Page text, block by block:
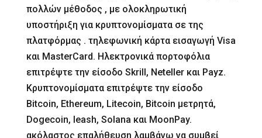
πολλών μέθοδος , με ολοκληρωτική
υποστήριξη για κρυπτονομίσματα σε της
πλατφόρμας . τηλεφωνική κάρτα εισαγωγή Visa
και MasterCard. Ηλεκτρονικά πορτοφόλια
επιτρέψτε την είσοδο Skrill, Neteller και Payz.
Κρυπτονομίσματα επιτρέψτε την είσοδο
Bitcoin, Ethereum, Litecoin, Bitcoin μετρητά,
Dogecoin, leash, Solana και MoonPay.
ακόλαστος επαλήθευση λαμβάνω να συμβεί